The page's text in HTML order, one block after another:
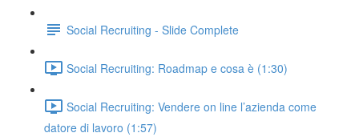
Social Recruiting - Slide Complete
Social Recruiting: Roadmap e cosa è (1:30)
Social Recruiting: Vendere on line l’azienda come
datore di lavoro (1:57)